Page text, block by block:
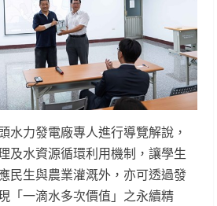
水力發電廠專人進行導覽解說，
及水資源循環利用機制，讓學生
民生與農業灌溉外，亦可透過發
「一滴水多次價值」之永續精